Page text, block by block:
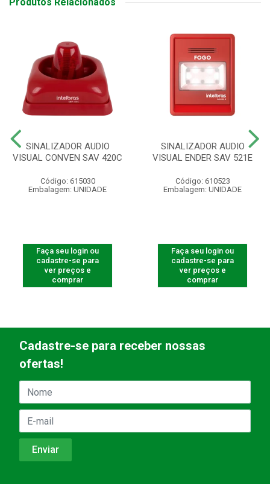
SINALIZADOR AUDIO
VISUAL CONVEN SAV 420C
Código: 615030
Embalagem: UNIDADE
Faça seu login ou
cadastre-se para
ver preços e
comprar
SINALIZADOR AUDIO
VISUAL ENDER SAV 521E
Código: 610523
Embalagem: UNIDADE
Faça seu login ou
cadastre-se para
ver preços e
comprar
Cadastre-se para receber nossas
ofertas!